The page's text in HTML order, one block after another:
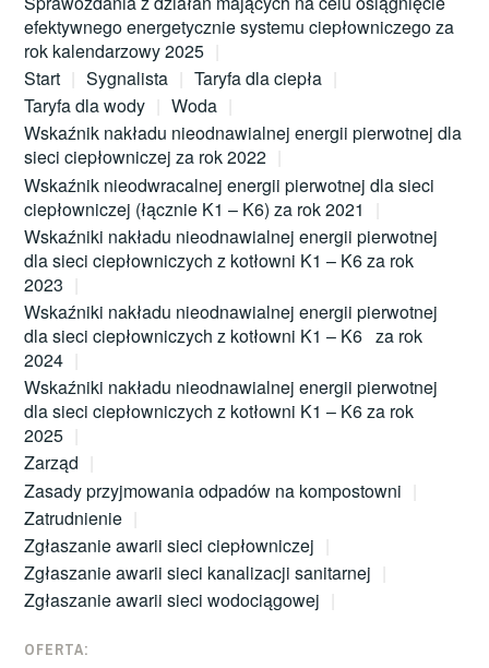
efektywnego energetycznie systemu ciepłowniczego za
rok kalendarzowy 2025
Start
Sygnalista
Taryfa dla ciepła
Taryfa dla wody
Woda
Wskaźnik nakładu nieodnawialnej energii pierwotnej dla
sieci ciepłowniczej za rok 2022
Wskaźnik nieodwracalnej energii pierwotnej dla sieci
ciepłowniczej (łącznie K1 – K6) za rok 2021
Wskaźniki nakładu nieodnawialnej energii pierwotnej
dla sieci ciepłowniczych z kotłowni K1 – K6 za rok
2023
Wskaźniki nakładu nieodnawialnej energii pierwotnej
dla sieci ciepłowniczych z kotłowni K1 – K6 za rok
2024
Wskaźniki nakładu nieodnawialnej energii pierwotnej
dla sieci ciepłowniczych z kotłowni K1 – K6 za rok
2025
Zarząd
Zasady przyjmowania odpadów na kompostowni
Zatrudnienie
Zgłaszanie awarii sieci ciepłowniczej
Zgłaszanie awarii sieci kanalizacji sanitarnej
Zgłaszanie awarii sieci wodociągowej
OFERTA: